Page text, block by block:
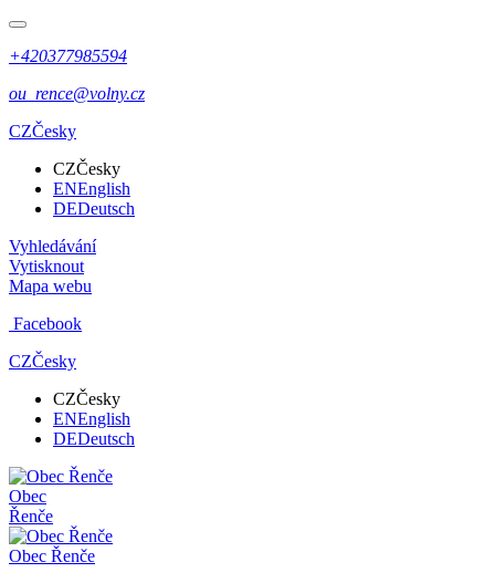
+420377985594
ou_rence@volny.cz
CZČesky
CZČesky
ENEnglish
DEDeutsch
Vyhledávání
Vytisknout
Mapa webu
Facebook
CZČesky
CZČesky
ENEnglish
DEDeutsch
Obec
Řenče
Obec Řenče